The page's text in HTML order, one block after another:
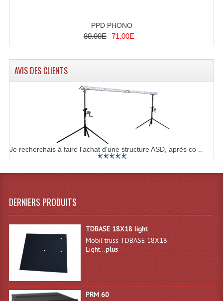
PPD PHONO
80.00E 71.00E
AVIS DES CLIENTS
Je recherchais à faire l'achat d'une structure ASD, après co ..
DERNIERS PRODUITS
TDBASE 18X18 light
Mobil truss TDBASE 18X18
Light...plus
PRM 60